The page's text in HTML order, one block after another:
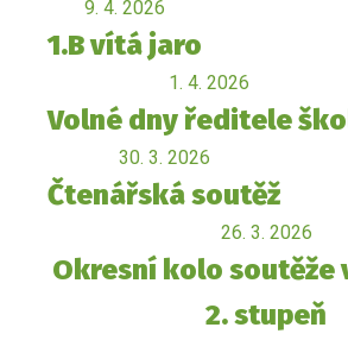
9. 4. 2026
1.B vítá jaro
1. 4. 2026
Volné dny ředitele
30. 3. 2026
Čtenářská soutěž
26. 3. 2026
Okresní kolo soutěže
2. stupeň